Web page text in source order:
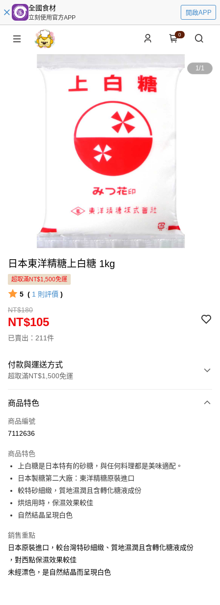
全國食材
立刻使用官方APP
開啟APP
0
1/1
日本東洋精糖上白糖 1kg
超取滿NT$1,500免運
5 ( 1 則評價 )
NT$180
NT$105
已賣出：211件
付款與運送方式
超取滿NT$1,500免運
信用卡一次付款
LINE Pay
悠遊付
Google Pay
全盈+PAY
ATM付款
7-11取貨(5kg以內，尺寸不超過90cm)
每筆NT$100，滿NT$1,500(含以上)免運費
商品特色
商品編號
7112636
商品特色
上白糖是日本特有的砂糖，與任何料理都是美味適配。
日本製糖第二大廠：東洋精糖原裝進口
較特砂細緻，質地濕潤且含轉化糖液成份
烘焙用時，保濕效果較佳
自然結晶呈現白色
銷售重點
日本原裝進口，較台灣特砂細緻、質地濕潤且含轉化糖液成份
，對西點保濕效果較佳
未經漂色，是自然結晶而呈現白色